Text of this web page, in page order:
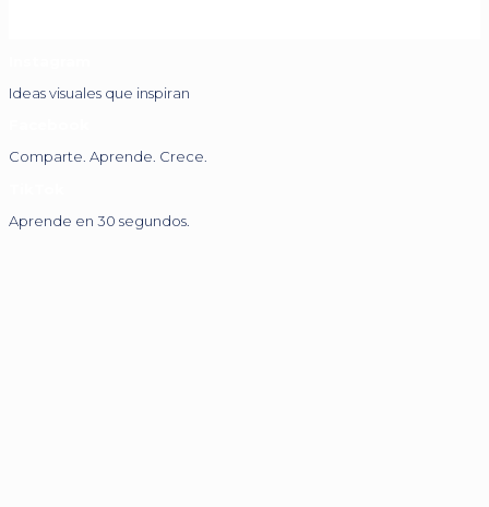
Ideas visuales que inspiran
Comparte. Aprende. Crece.
Aprende en 30 segundos.